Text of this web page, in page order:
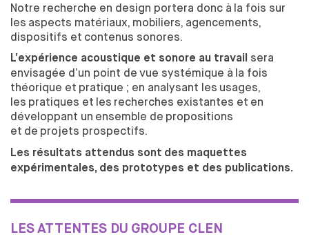
Notre recherche en design portera donc à la fois sur
les aspects matériaux, mobiliers, agencements,
dispositifs et contenus sonores.
L’expérience acoustique et sonore au travail sera
envisagée d’un point de vue systémique à la fois
théorique et pratique ; en analysant les usages,
les pratiques et les recherches existantes et en
développant un ensemble de propositions
et de projets prospectifs.
Les résultats attendus sont des maquettes
expérimentales, des prototypes et des publications.
LESATTENTES DU GROUPE CLEN